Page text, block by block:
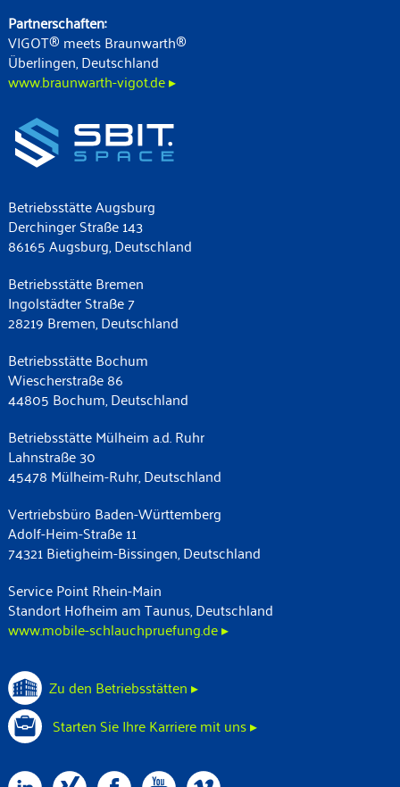
Partnerschaften:
VIGOT® meets Braunwarth®
Überlingen, Deutschland
www.braunwarth-vigot.de ▸
Betriebsstätte Augsburg
Derchinger Straße 143
86165 Augsburg, Deutschland
Betriebsstätte Bremen
Ingolstädter Straße 7
28219 Bremen, Deutschland
Betriebsstätte Bochum
Wiescherstraße 86
44805 Bochum, Deutschland
Betriebsstätte Mülheim a.d. Ruhr
Lahnstraße 30
45478 Mülheim-Ruhr, Deutschland
Vertriebsbüro Baden-Württemberg
Adolf-Heim-Straße 11
74321 Bietigheim-Bissingen, Deutschland
Service Point Rhein-Main
Standort Hofheim am Taunus, Deutschland
www.mobile-schlauchpruefung.de ▸
Zu den Betriebsstätten ▸
Starten Sie Ihre Karriere mit uns ▸